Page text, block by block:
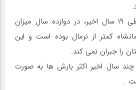
کیاست امیریان گفت: طی ۱۹ سال اخیر، در دوازده سال میزان
کمتر از نرمال بوده است و این
را جبران نمی کند.
سال اخیر اکثر بارش ها به صورت
.